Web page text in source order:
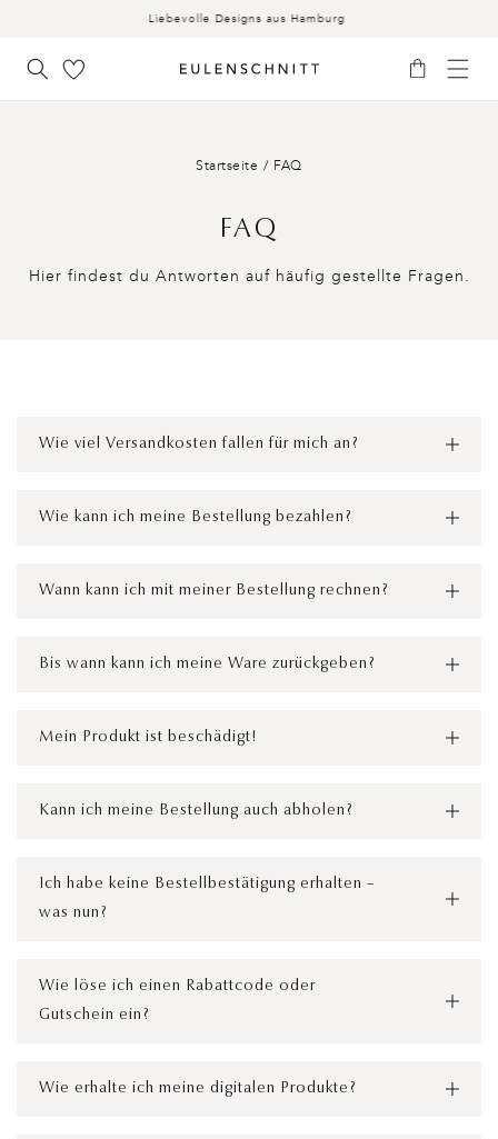
Liebevolle Designs aus Hamburg
Startseite / FAQ
FAQ
Hier findest du Antworten auf häufig gestellte Fragen.
Wie viel Versandkosten fallen für mich an?
Wie kann ich meine Bestellung bezahlen?
Wann kann ich mit meiner Bestellung rechnen?
Bis wann kann ich meine Ware zurückgeben?
Mein Produkt ist beschädigt!
Kann ich meine Bestellung auch abholen?
Ich habe keine Bestellbestätigung erhalten –
was nun?
Wie löse ich einen Rabattcode oder
Gutschein ein?
Wie erhalte ich meine digitalen Produkte?